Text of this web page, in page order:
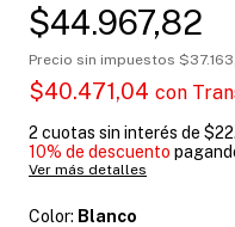
$44.967,82
Precio sin impuestos
$40.471,04 con
2 cuotas sin interés de
10% de descuento
Ver más detalles
Color: Blanco